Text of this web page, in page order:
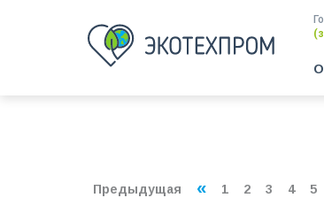
Предыдущая « 1 2 3 4 5